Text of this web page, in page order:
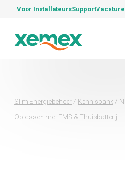
Voor InstallateursSupport
Slim Energiebeheer / Kennisbank /
Oplossen met EMS & Thuisbatterij